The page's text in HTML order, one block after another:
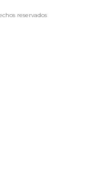
reservados